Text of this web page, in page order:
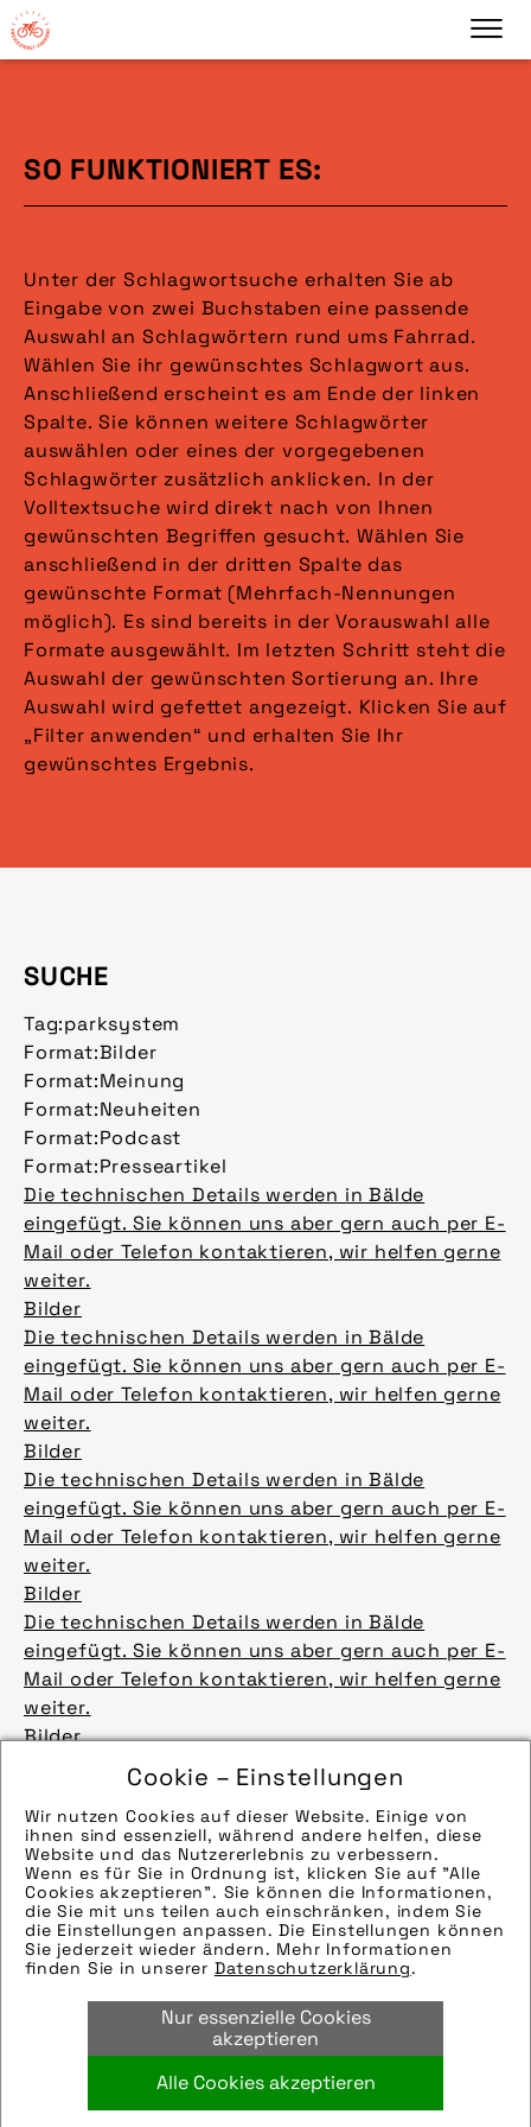
Cookie – Einstellungen
Wir nutzen Cookies auf dieser Website. Einige von
ihnen sind essenziell, während andere helfen, diese
Website und das Nutzererlebnis zu verbessern.
Wenn es für Sie in Ordnung ist, klicken Sie auf "Alle
Cookies akzeptieren". Sie können die Informationen,
die Sie mit uns teilen auch einschränken, indem Sie
die Einstellungen anpassen. Die Einstellungen können
Sie jederzeit wieder ändern. Mehr Informationen
finden Sie in unserer Datenschutzerklärung.
Nur essenzielle Cookies
akzeptieren
Alle Cookies akzeptieren
SO FUNKTIONIERT ES:
Unter der Schlagwortsuche erhalten Sie ab
Eingabe von zwei Buchstaben eine passende
Auswahl an Schlagwörtern rund ums Fahrrad.
Wählen Sie ihr gewünschtes Schlagwort aus.
Anschließend erscheint es am Ende der linken
Spalte. Sie können weitere Schlagwörter
auswählen oder eines der vorgegebenen
Schlagwörter zusätzlich anklicken. In der
Volltextsuche wird direkt nach von Ihnen
gewünschten Begriffen gesucht. Wählen Sie
anschließend in der dritten Spalte das
gewünschte Format (Mehrfach-Nennungen
möglich). Es sind bereits in der Vorauswahl alle
Formate ausgewählt. Im letzten Schritt steht die
Auswahl der gewünschten Sortierung an. Ihre
Auswahl wird gefettet angezeigt. Klicken Sie auf
„Filter anwenden“ und erhalten Sie Ihr
gewünschtes Ergebnis.
SUCHE
Tag:parksystem
Format:Bilder
Format:Meinung
Format:Neuheiten
Format:Podcast
Format:Presseartikel
Die technischen Details werden in Bälde
eingefügt. Sie können uns aber gern auch per E-
Mail oder Telefon kontaktieren, wir helfen gerne
weiter.
Bilder
Die technischen Details werden in Bälde
eingefügt. Sie können uns aber gern auch per E-
Mail oder Telefon kontaktieren, wir helfen gerne
weiter.
Bilder
Die technischen Details werden in Bälde
eingefügt. Sie können uns aber gern auch per E-
Mail oder Telefon kontaktieren, wir helfen gerne
weiter.
Bilder
Die technischen Details werden in Bälde
eingefügt. Sie können uns aber gern auch per E-
Mail oder Telefon kontaktieren, wir helfen gerne
weiter.
Bilder
Die technischen Details werden in Bälde
eingefügt. Sie können uns aber gern auch per E-
Mail oder Telefon kontaktieren, wir helfen gerne
weiter.
Bilder
Die technischen Details werden in Bälde
eingefügt. Sie können uns aber gern auch per E-
Mail oder Telefon kontaktieren, wir helfen gerne
Die technischen Details werden in Bälde
eingefügt. Sie können uns aber gern auch per E-
Mail oder Telefon kontaktieren, wir helfen gerne
mehr laden 9 / 12